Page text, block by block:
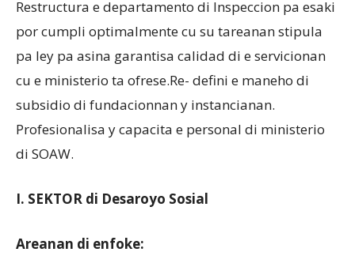
Restructura e departamento di Inspeccion pa esaki
por cumpli optimalmente cu su tareanan stipula
pa ley pa asina garantisa calidad di e servicionan
cu e ministerio ta ofrese.Re- defini e maneho di
subsidio di fundacionnan y instancianan.
Profesionalisa y capacita e personal di ministerio
di SOAW.
I. SEKTOR di Desaroyo Sosial
Areanan di enfoke: